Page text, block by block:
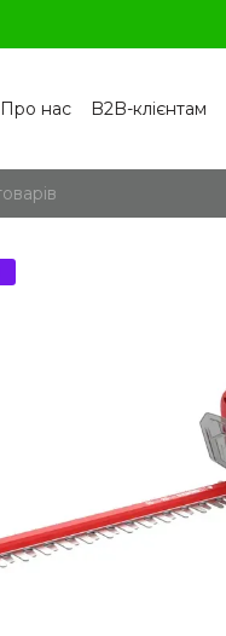
Про нас B2B-клієнтам
Блог